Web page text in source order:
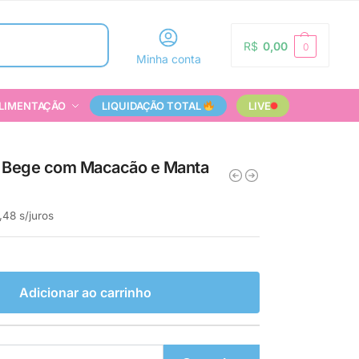
Pesquisar
Minha conta
R$ 0,00 0
LIQUIDAÇÃO TOTAL LIVE
com Macacão e Manta
s/juros
Adicionar ao carrinho